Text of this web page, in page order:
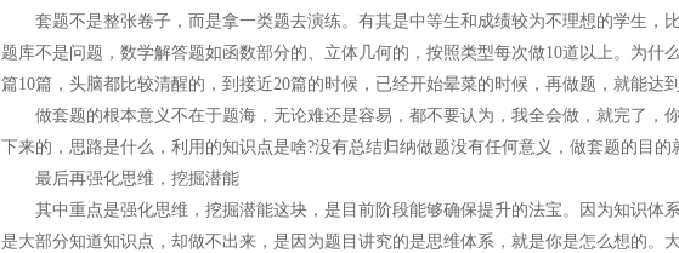
套题不是整张卷子，而是拿一类题去演练。有其是中等生和成绩较为不理想的学生，
题库不是问题，数学解答题如函数部分的、立体几何的，按照类型每次做10道以上。为什
篇10篇，头脑都比较清醒的，到接近20篇的时候，已经开始晕菜的时候，再做题，就能达
做套题的根本意义不在于题海，无论难还是容易，都不要认为，我全会做，就完了，
下来的，思路是什么，利用的知识点是啥?没有总结归纳做题没有任何意义，做套题的目的
最后再强化思维，挖掘潜能
其中重点是强化思维，挖掘潜能这块，是目前阶段能够确保提升的法宝。因为知识体
是大部分知道知识点，却做不出来，是因为题目讲究的是思维体系，就是你是怎么想的。